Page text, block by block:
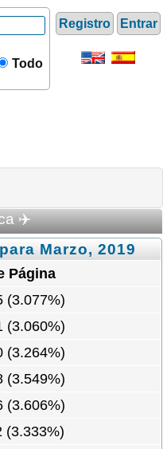
Registro Entrar
Todo
✈️
Marzo, 2019
Página
(3.077%)
(3.060%)
(3.264%)
(3.549%)
(3.606%)
(3.333%)